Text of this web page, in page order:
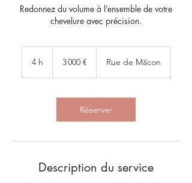
Redonnez du volume à l’ensemble de votre
chevelure avec précision.
4 h 3 000 € Rue de Mâcon
Réserver
Description du service